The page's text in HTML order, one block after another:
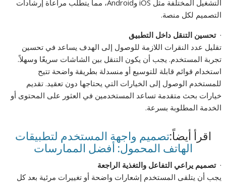
التشغيل المختلفة مثل iOS وAndroid، مما يتطلب مراعاة إرشادات
التصميم لكل منصة.
·تحسين التنقل داخل التطبيق
تقليل عدد النقرات اللازمة للوصول إلى الهدف يساعد في تحسين
تجربة المستخدم. يجب أن يكون التنقل بين الشاشات سريعًا وسهلاً.
استخدام قوائم قابلة للتوسيع أو منسدلة بطريقة واضحة تتيح
للمستخدم الوصول إلى الخيارات التي يحتاجها دون تعقيد. تقديم
خيارات بحث متقدمة تساعد المستخدمين في العثور على المحتوى أو
الخدمة المطلوبة بسرعة.
اقرأ أيضاً:تصميم واجهة المستخدم لتطبيقات
الهاتف المحمول: أفضل الممارسات
·تصميم يراعي التفاعل والتغذية الراجعة
يجب أن يتلقى المستخدم إشعارات واضحة أو تغييرات مرئية بعد كل